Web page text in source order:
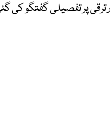
ترقی پر تفصیلی گفتگو کی